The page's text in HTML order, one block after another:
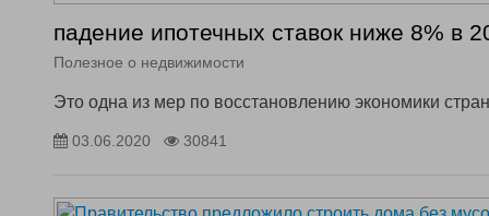
падение ипотечных ставок ниже 8% в
Полезное о недвижимости
Это одна из мер по восстановлению экономики
03.06.2020 30841